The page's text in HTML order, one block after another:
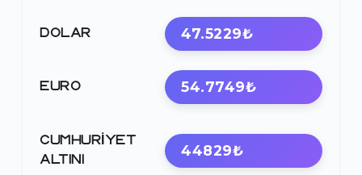
DOLAR 47.5229₺
EURO 54.7749₺
CUMHURIYET
ALTINI
44829₺